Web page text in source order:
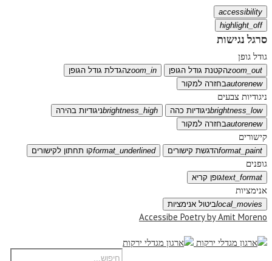
accessibility
highlight_off
סרגל נגישות
גודל גופן
zoom_outהקטנת גודל הגופן zoom_inהגדלת גודל הגופן
autorenewבחזרה למקור
ניגודיות צבעים
brightness_lowניגודיות כהה brightness_highניגודיות בהירה
autorenewבחזרה למקור
קישורים
format_paintהדגשת קישורים format_underlinedקו תחתון לקישורים
גופנים
text_formatגופן קריא
אנימציות
local_moviesביטול אנימציות
Accessibe Poetry by Amit Moreno